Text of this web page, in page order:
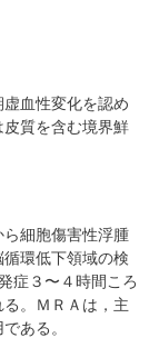
血性変化を認め
質を含む境界鮮
細胞傷害性浮腫
環低下領域の検
症３〜４時間ころ
。ＭＲＡは，主
ある。